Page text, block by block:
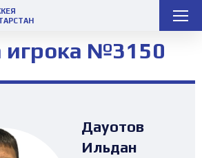
игрока №3150
Дауотов
Ильдан